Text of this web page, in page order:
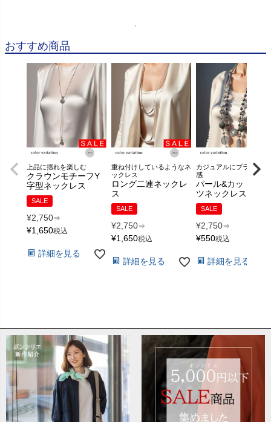
おすすめ商品
上品に揺れを楽しむ
クラウンモチーフY
字型ネックレス
SALE
¥2,750⇒
¥1,650税込
詳細を見る
重ね付けしているようなネ
ックレス
ロング二連ネックレ
ス
SALE
¥2,750⇒
¥1,650税込
詳細を見る
カジュアルにプラスの存
感
パール&カットパー
ツネックレス
SALE
¥2,750⇒
¥550税込
詳細を見る